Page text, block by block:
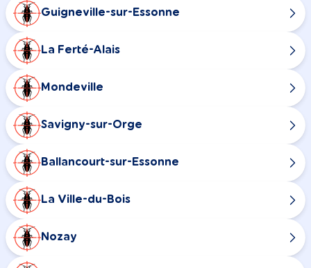
Guigneville-sur-Essonne
La Ferté-Alais
Mondeville
Savigny-sur-Orge
Ballancourt-sur-Essonne
La Ville-du-Bois
Nozay